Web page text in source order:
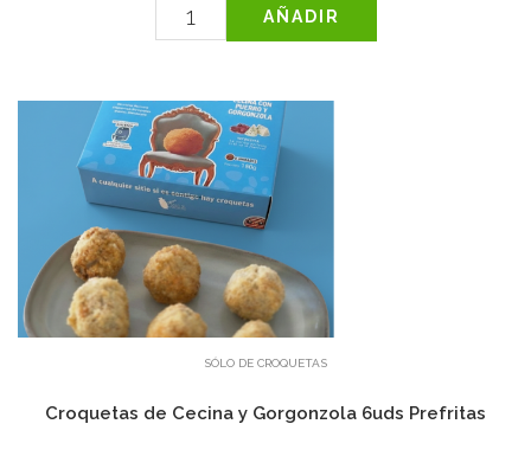
AÑADIR
SÓLO DE CROQUETAS
Croquetas de Cecina y Gorgonzola 6uds Prefritas